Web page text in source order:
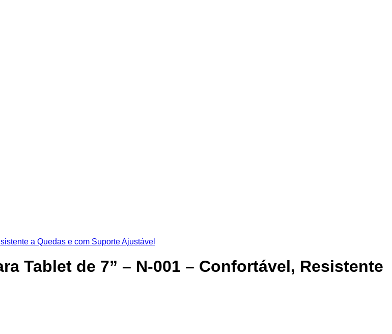
Tablet de 7” – N-001 – Confortável, Resistente